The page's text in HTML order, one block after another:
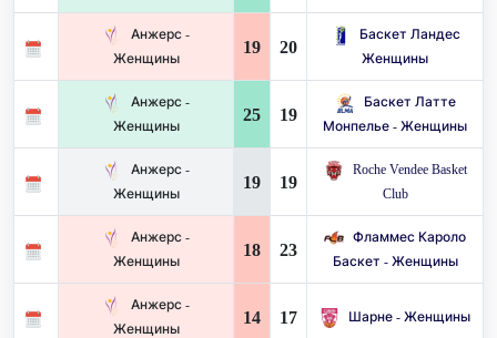
Анжерс -
Женщины
19 20
Баскет Ландес
Женщины
Анжерс -
Женщины
25 19
Баскет Латте
Монпелье - Женщины
Анжерс -
Женщины
19 19
Roche Vendee Basket
Club
Анжерс -
Женщины
18 23
Фламмес Кароло
Баскет - Женщины
Анжерс -
Женщины
14 17 Шарне - Женщины